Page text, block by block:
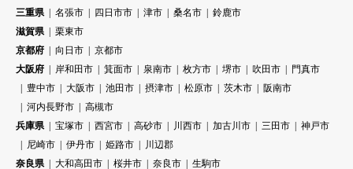
三重県 名張市 四日市市 津市 桑名市
鈴鹿市
滋賀県
栗東市
京都府
向日市
京都市
大阪府
岸和田市 箕面市 泉南市 枚方市 堺市 吹田市
門真市
豊中市
大阪市 池田市 摂津市 松原市 茨木市
阪南市
河内長野市
高槻市
兵庫県
宝塚市 西宮市 高砂市 川西市 加古川市 三田市
神戸市
尼崎市
伊丹市 姫路市
川辺郡
奈良県
大和高田市 桜井市 奈良市
生駒市